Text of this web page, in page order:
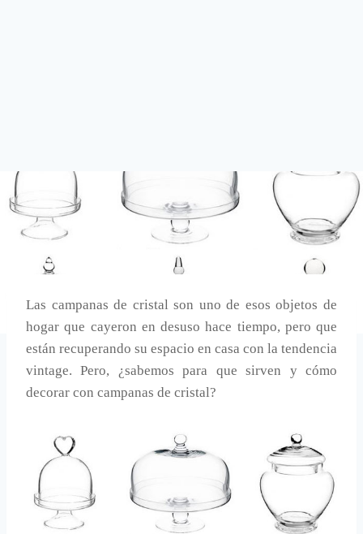
Las campanas de cristal son uno de esos objetos de
hogar que cayeron en desuso hace tiempo, pero que
están recuperando su espacio en casa con la tendencia
vintage. Pero, ¿sabemos para que sirven y cómo
decorar con campanas de cristal?